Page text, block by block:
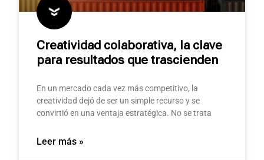
Creatividad colaborativa, la clave
para resultados que trascienden
En un mercado cada vez más competitivo, la
creatividad dejó de ser un simple recurso y se
convirtió en una ventaja estratégica. No se trata
Leer más »